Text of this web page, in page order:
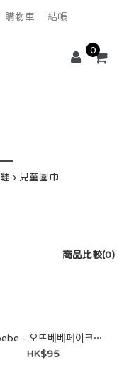
購物車 結帳
0
兒童圍巾
商品比較(0)
oottbebe - 오뜨베베페이크폴라 ♡ 兒童圍巾
HK$95